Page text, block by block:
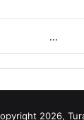
...
2026,